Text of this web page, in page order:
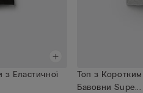
Еластичної
Топ з
Бавовни Supe...